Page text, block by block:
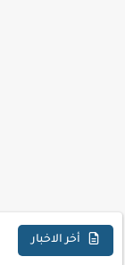
أخر الاخبار